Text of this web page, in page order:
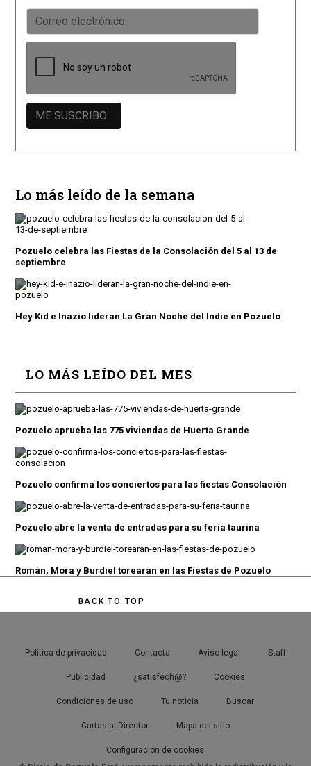
Lo más leído de la semana
Pozuelo celebra las Fiestas de la Consolación del 5 al 13 de
septiembre
Hey Kid e Inazio lideran La Gran Noche del Indie en Pozuelo
LO MÁS LEÍDO DEL MES
Pozuelo aprueba las 775 viviendas de Huerta Grande
Pozuelo confirma los conciertos para las fiestas Consolación
Pozuelo abre la venta de entradas para su feria taurina
Román, Mora y Burdiel torearán en las Fiestas de Pozuelo
BACK TO TOP
Política de privacidad Contacta Aviso legal Staff
Publicidad ¿satisfech@? Cookies
Condiciones de uso Tu noticia Buscar
Cartas al Director Mapa del sitio
Configuración de cookies